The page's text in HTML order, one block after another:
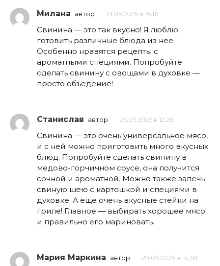
Милана автор 19.05.2025 в 16:16
Свинина — это так вкусно! Я люблю
готовить различные блюда из нее.
Особенно нравятся рецепты с
ароматными специями. Попробуйте
сделать свинину с овощами в духовке —
просто объедение!
Станислав автор 25.05.2025 в 12:26
Свинина — это очень универсальное мясо,
и с ней можно приготовить много вкусных
блюд. Попробуйте сделать свинину в
медово-горчичном соусе, она получится
сочной и ароматной. Можно также запечь
свиную шею с картошкой и специями в
духовке. А еще очень вкусные стейки на
гриле! Главное — выбирать хорошее мясо
и правильно его мариновать.
Мария Маркина автор 29.05.2025 в 14:38